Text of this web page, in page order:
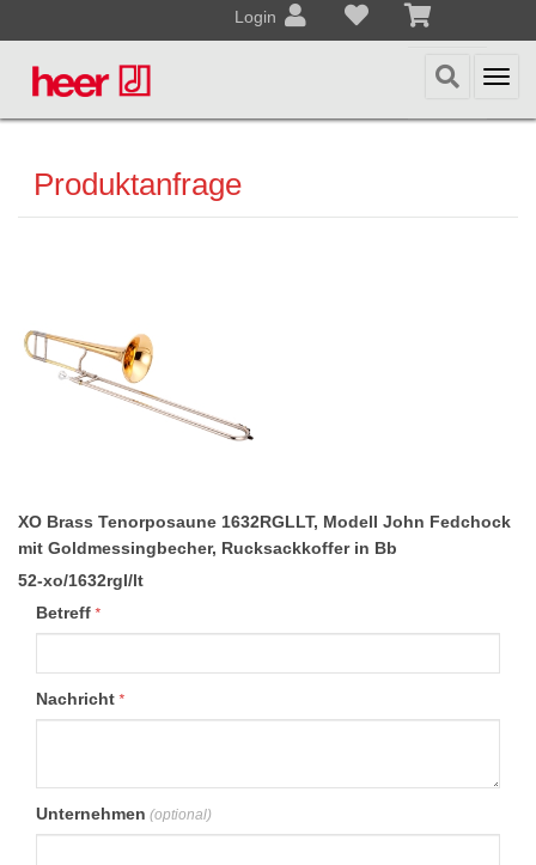
Login
Produktanfrage
XO Brass Tenorposaune 1632RGLLT, Modell John Fedchock
mit Goldmessingbecher, Rucksackkoffer in Bb
52-xo/1632rgl/lt
Betreff *
Nachricht *
Unternehmen (optional)